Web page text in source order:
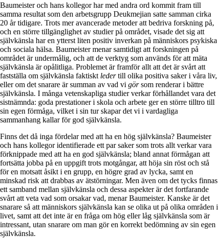
Baumeister och hans kollegor har med andra ord kommit fram till
samma resultat som den arbetsgrupp Deukmejian satte samman cirka
20 år tidigare. Trots mer avancerade metoder att bedriva forskning på,
och en större tillgänglighet av studier på området, visade det sig att
självkänsla har en ytterst liten positiv inverkan på människors psykiska
och sociala hälsa. Baumeister menar samtidigt att forskningen på
området är undermålig, och att de verktyg som används för att mäta
självkänsla är opålitliga. Problemet är framför allt att det är svårt att
fastställa om självkänsla faktiskt ledertill olika positiva saker i våra liv,
eller om det snarare är summan av vad vi görsom renderar i bättre
självkänsla. I många vetenskapliga studier verkar förhållandet vara det
sistnämnda: goda prestationer i skola och arbete ger en större tilltro till
sin egen förmåga, vilket i sin tur skapar det vi i vardagliga
sammanhang kallar för god självkänsla.
Finns det då inga fördelar med att ha en hög självkänsla? Baumeister
och hans kollegor identifierade ett par saker som trots allt verkar vara
förknippade med att ha en god självkänsla; bland annat förmågan att
fortsätta jobba på en uppgift trots motgångar, att höja sin röst och stå
för en motsatt åsikt i en grupp, en högre grad av lycka, samt en
minskad risk att drabbas av ätstörningar. Men även om det tycks finnas
ett samband mellan självkänsla och dessa aspekter är det fortfarande
svårt att veta vad som orsakar vad, menar Baumeister. Kanske är det
snarare så att människors självkänsla kan se olika ut på olika områden i
livet, samt att det inte är en fråga om hög eller låg självkänsla som är
intressant, utan snarare om man gör en korrekt bedömning av sin egen
självkänsla.